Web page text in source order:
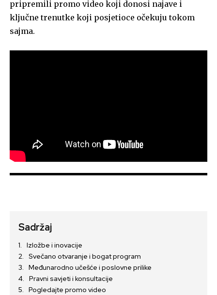
pripremili promo video koji donosi najave i
ključne trenutke koji posjetioce očekuju tokom
sajma.
Sadržaj
Izložbe i inovacije
Svečano otvaranje i bogat program
Međunarodno učešće i poslovne prilike
Pravni savjeti i konsultacije
Pogledajte promo video